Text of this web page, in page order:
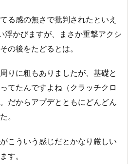
る感の無さで批判されたといえ
浮かびますが、まさか重撃アクシ
の後をたどるとは。
りに粗もありましたが、基礎と
てたんですよね（クラッチクロ
だからアプデとともにどんどん
。
こういう感じだとかなり厳しい
す。